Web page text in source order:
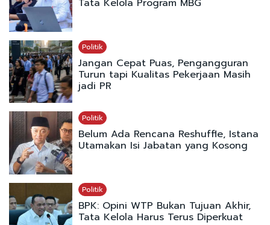
Tata Kelola Program MBG
Politik
Jangan Cepat Puas, Pengangguran
Turun tapi Kualitas Pekerjaan Masih
jadi PR
Politik
Belum Ada Rencana Reshuffle, Istana
Utamakan Isi Jabatan yang Kosong
Politik
BPK: Opini WTP Bukan Tujuan Akhir,
Tata Kelola Harus Terus Diperkuat